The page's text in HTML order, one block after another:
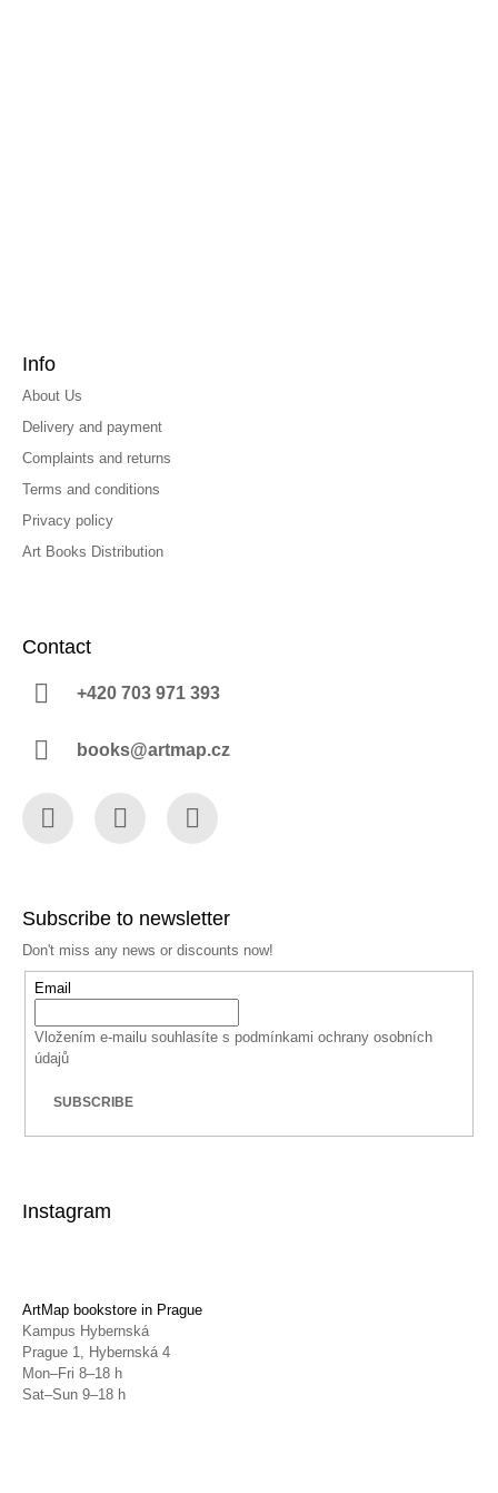
Info
About Us
Delivery and payment
Complaints and returns
Terms and conditions
Privacy policy
Art Books Distribution
Contact
+420 703 971 393
books@artmap.cz
Subscribe to newsletter
Don't miss any news or discounts now!
Email
Vložením e-mailu souhlasíte s podmínkami ochrany osobních
údajů
SUBSCRIBE
Instagram
ArtMap bookstore in Prague
Kampus Hybernská
Prague 1, Hybernská 4
Mon–Fri 8–18 h
Sat–Sun 9–18 h